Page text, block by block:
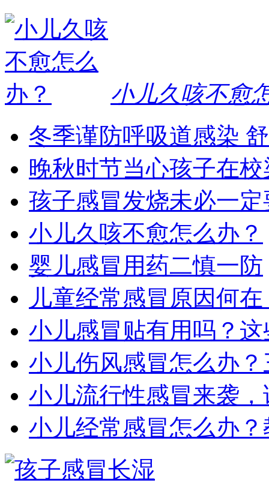
小儿久咳不愈
冬季谨防呼吸道感染
晚秋时节当心孩子在
孩子感冒发烧未必一
小儿久咳不愈怎么办？
婴儿感冒用药二慎一防
儿童经常感冒原因何
小儿感冒贴有用吗？
小儿伤风感冒怎么办
小儿流行性感冒来袭
小儿经常感冒怎么办